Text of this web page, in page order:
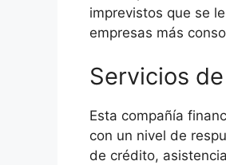
imprevistos que se
empresas más
Servicios
Esta compañía
con un nivel de
de crédito,